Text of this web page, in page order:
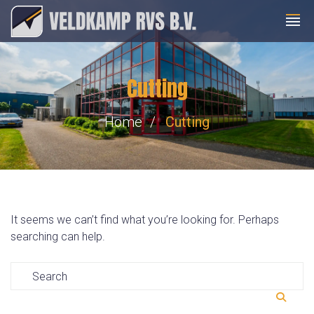
Cutting
Home Cutting
It seems we can’t find what you’re looking for. Perhaps
searching can help.
Search for: